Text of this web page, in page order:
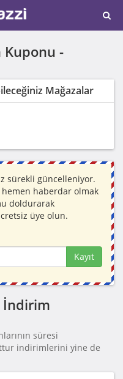
-
Mağazalar
sürekli güncelleniyor.
haberdar olmak
doldurarak
üye olun.
Kayıt
İndirim
süresi
indirimlerini yine de